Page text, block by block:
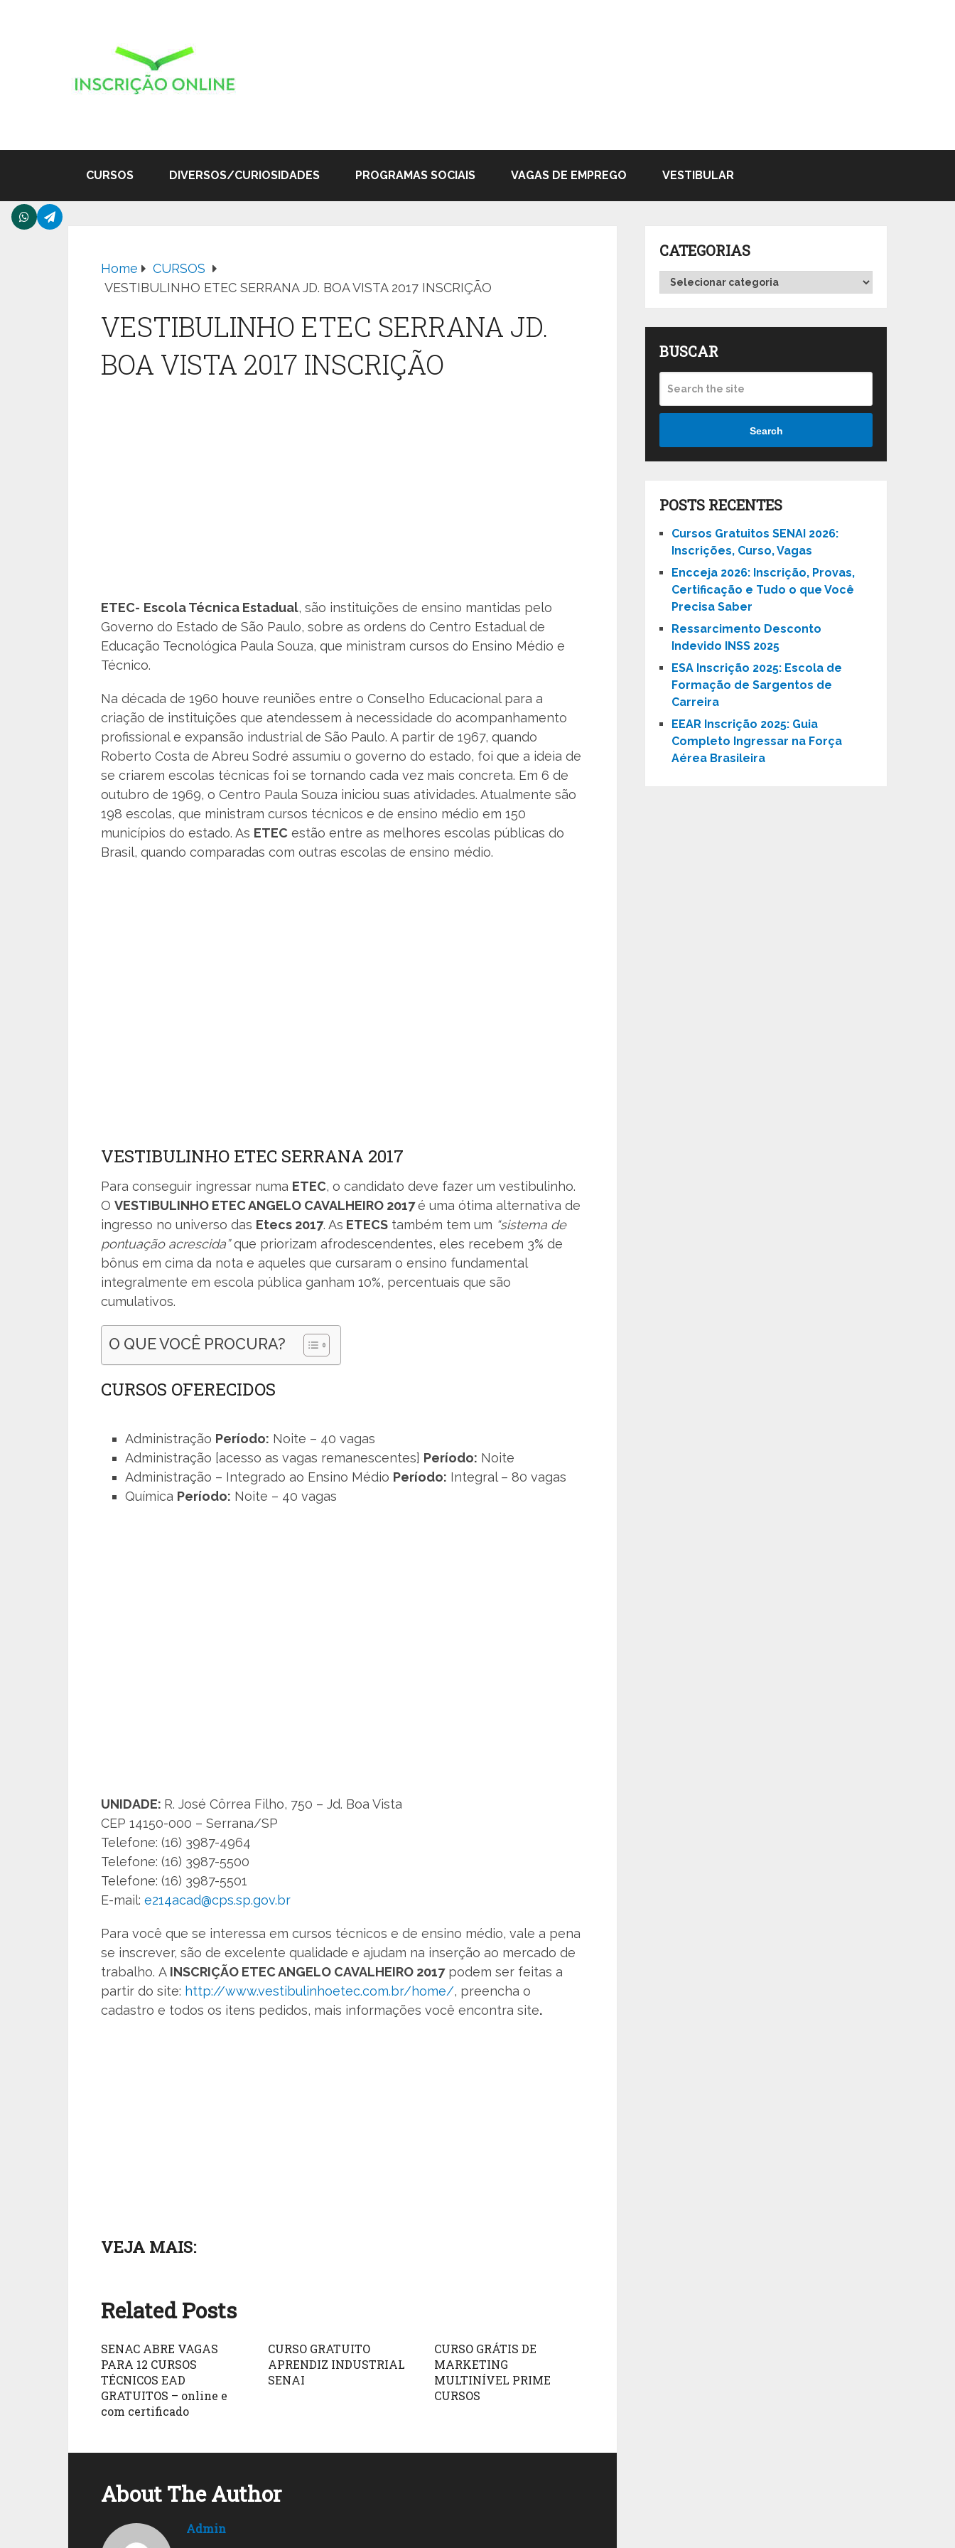
CURSOS DIVERSOS/CURIOSIDADES PROGRAMAS SOCIAIS VAGAS DE EMPREGO VESTIBULAR
Home
CURSOS
VESTIBULINHO ETEC SERRANA JD. BOA VISTA 2017 INSCRIÇÃO
VESTIBULINHO ETEC SERRANA JD.
BOA VISTA 2017 INSCRIÇÃO
ETEC- Escola Técnica Estadual, são instituições de ensino mantidas pelo
Governo do Estado de São Paulo, sobre as ordens do Centro Estadual de
Educação Tecnológica Paula Souza, que ministram cursos do Ensino Médio e
Técnico.
Na década de 1960 houve reuniões entre o Conselho Educacional para a
criação de instituições que atendessem à necessidade do acompanhamento
profissional e expansão industrial de São Paulo. A partir de 1967, quando
Roberto Costa de Abreu Sodré assumiu o governo do estado, foi que a ideia de
se criarem escolas técnicas foi se tornando cada vez mais concreta. Em 6 de
outubro de 1969, o Centro Paula Souza iniciou suas atividades. Atualmente são
198 escolas, que ministram cursos técnicos e de ensino médio em 150
municípios do estado. As ETEC estão entre as melhores escolas públicas do
Brasil, quando comparadas com outras escolas de ensino médio.
VESTIBULINHO ETEC SERRANA 2017
Para conseguir ingressar numa ETEC, o candidato deve fazer um vestibulinho.
O VESTIBULINHO ETEC ANGELO CAVALHEIRO 2017é uma ótima alternativa de
ingresso no universo das Etecs 2017. As ETECS também tem um “sistema de
pontuação acrescida”que priorizam afrodescendentes, eles recebem 3% de
bônus em cima da nota e aqueles que cursaram o ensino fundamental
integralmente em escola pública ganham 10%, percentuais que são
cumulativos.
O QUE VOCÊ PROCURA?
CURSOS OFERECIDOS
Administração Período: Noite – 40 vagas
Administração [acesso as vagas remanescentes] Período: Noite
Administração – Integrado ao Ensino Médio Período: Integral – 80 vagas
Química Período: Noite – 40 vagas
UNIDADE: R. José Côrrea Filho, 750 – Jd. Boa Vista
CEP 14150-000 – Serrana/SP
Telefone: (16) 3987-4964
Telefone: (16) 3987-5500
Telefone: (16) 3987-5501
E-mail: e214acad@cps.sp.gov.br
Para você que se interessa em cursos técnicos e de ensino médio, vale a pena
se inscrever, são de excelente qualidade e ajudam na inserção ao mercado de
trabalho. A INSCRIÇÃO ETEC ANGELO CAVALHEIRO 2017podem ser feitas a
partir do site: http://www.vestibulinhoetec.com.br/home/, preencha o
cadastro e todos os itens pedidos, mais informações você encontra site.
VEJA MAIS:
Related Posts
SENAC ABRE VAGAS
PARA 12 CURSOS
TÉCNICOS EAD
GRATUITOS – online e
com certificado
CURSO GRATUITO
APRENDIZ INDUSTRIAL
SENAI
CURSO GRÁTIS DE
MARKETING
MULTINÍVEL PRIME
CURSOS
About The Author
Admin
CATEGORIAS
Categorias
BUSCAR
Search
POSTS RECENTES
Cursos Gratuitos SENAI 2026:
Inscrições, Curso, Vagas
Encceja 2026: Inscrição, Provas,
Certificação e Tudo o que Você
Precisa Saber
Ressarcimento Desconto
Indevido INSS 2025
ESA Inscrição 2025: Escola de
Formação de Sargentos de
Carreira
EEAR Inscrição 2025: Guia
Completo Ingressar na Força
Aérea Brasileira